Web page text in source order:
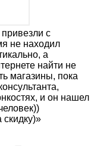
с
не находил
а
найти не
магазины, пока
и он нашел
»